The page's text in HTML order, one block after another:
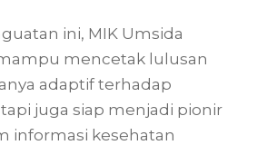
ini, MIK Umsida
mencetak lulusan
adaptif terhadap
juga siap menjadi pionir
informasi kesehatan